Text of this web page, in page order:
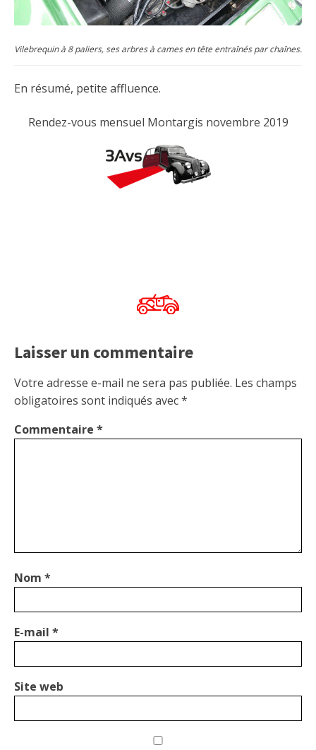
Vilebrequin à 8 paliers, ses arbres à cames en tête entraînés par chaînes.
En résumé, petite affluence.
Rendez-vous mensuel Montargis novembre 2019
Laisser un commentaire
Votre adresse e-mail ne sera pas publiée. Les champs
obligatoires sont indiqués avec*
Commentaire *
Nom *
E-mail *
Site web